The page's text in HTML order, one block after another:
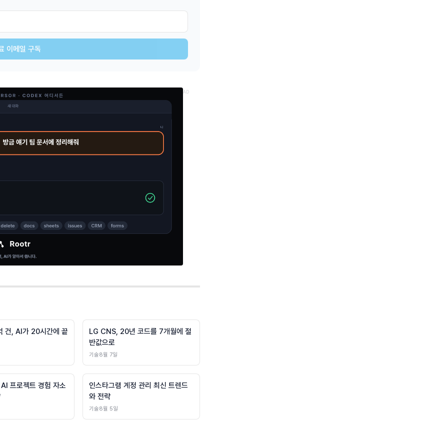
이메일 구독
AD
건, AI가 20시간에 끝
LG CNS, 20년 코드를 7개월에 절
반값으로
기술8월 7일
프로젝트 경험 자소
인스타그램 계정 관리 최신 트렌드
와 전략
기술8월 5일